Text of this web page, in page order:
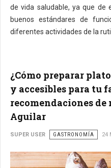
de vida saludable, ya que de
buenos estándares de
diferentes actividades de la
¿Cómo preparar
y accesibles para tu
recomendaciones
Aguilar
SUPER USER GASTRONOMÍA 24